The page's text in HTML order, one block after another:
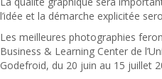
l’idée et la démarche explicitée
Les meilleures photographies
Business & Learning Center de
Godefroid, du 20 juin au 15 juillet